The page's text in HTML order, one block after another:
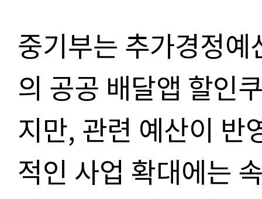
중기부는 추가경정
의 공공 배달앱 할인
지만, 관련 예산이 반
적인 사업 확대에는